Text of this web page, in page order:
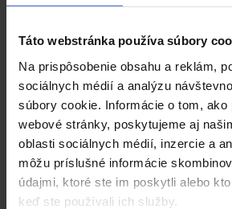
Táto webstránka používa súbory
Na prispôsobenie obsahu a reklám,
sociálnych médií a analýzu
súbory cookie. Informácie o tom, ako
webové stránky, poskytujeme aj
oblasti sociálnych médií, inzercie a
môžu príslušné informácie
údajmi, ktoré ste im poskytli alebo
keď ste používali ich služby.
Social Media Optimization (SMO) je proces
webového obsahu a jeho propagácie
médií s cieľom zvýšiť jeho viditeľnosť a
používateľov. ...
Scam
Scam je podvodná činnosť, pri ktorej sa
peniaze, osobné údaje alebo iné cenné
falošnou zámienkou. Scamy ...